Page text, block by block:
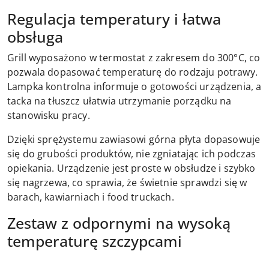
Regulacja temperatury i łatwa
obsługa
Grill wyposażono w termostat z zakresem do 300°C, co
pozwala dopasować temperaturę do rodzaju potrawy.
Lampka kontrolna informuje o gotowości urządzenia, a
tacka na tłuszcz ułatwia utrzymanie porządku na
stanowisku pracy.
Dzięki sprężystemu zawiasowi górna płyta dopasowuje
się do grubości produktów, nie zgniatając ich podczas
opiekania. Urządzenie jest proste w obsłudze i szybko
się nagrzewa, co sprawia, że świetnie sprawdzi się w
barach, kawiarniach i food truckach.
Zestaw z odpornymi na wysoką
temperaturę szczypcami